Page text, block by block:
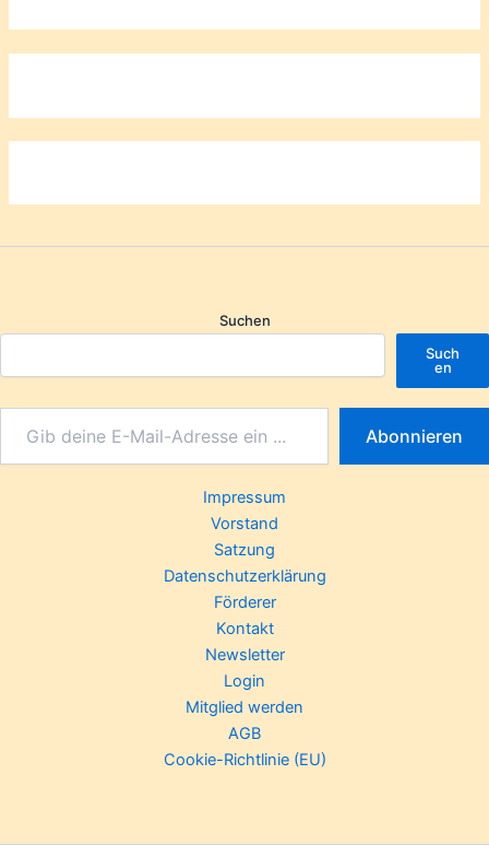
Suchen
Such
en
Abonnieren
Impressum
Vorstand
Satzung
Datenschutzerklärung
Förderer
Kontakt
Newsletter
Login
Mitglied werden
AGB
Cookie-Richtlinie (EU)